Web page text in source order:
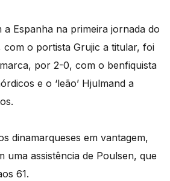
Espanha na primeira jornada do
o portista Grujic a titular, foi
por 2-0, com o benfiquista
e o ‘leão’ Hjulmand a
dinamarqueses em vantagem,
uma assistência de Poulsen, que
61.